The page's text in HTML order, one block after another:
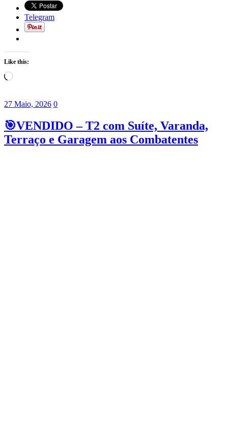
Telegram
Like this:
Loading…
27 Maio, 2026 0
🎯VENDIDO – T2 com Suíte, Varanda,
Terraço e Garagem aos Combatentes